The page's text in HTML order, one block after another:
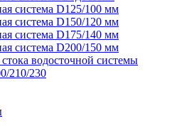
система D125/100 мм
система D150/120 мм
система D175/140 мм
система D200/150 мм
водосточной системы
210/230